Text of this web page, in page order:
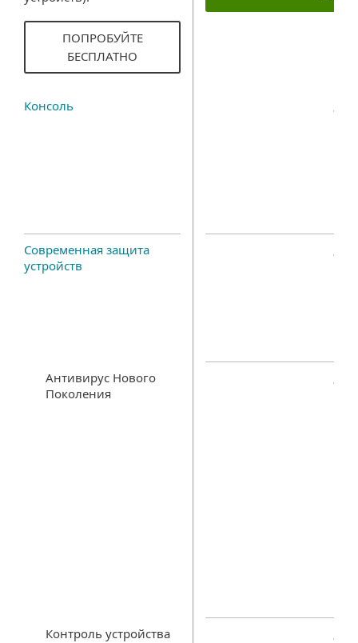
ПОПРОБУЙТЕ
БЕСПЛАТНО
Консоль
Современная защита
устройств
Антивирус Нового
Поколения
Контроль устройства